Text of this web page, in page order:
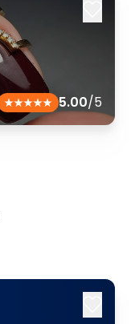
5.00/5